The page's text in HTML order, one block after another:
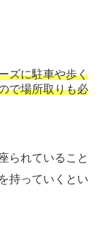
ズに駐車や歩く
で場所取りも必
られていること
持っていくとい